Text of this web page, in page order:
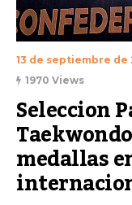
13 de septiembre de
1970 Views
Seleccion
medallas